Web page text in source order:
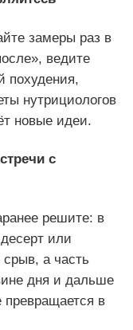
замеры раз в
ведите
похудения,
нутрициологов
новые идеи.
с
решите: в
или
а часть
дня и дальше
превращается в